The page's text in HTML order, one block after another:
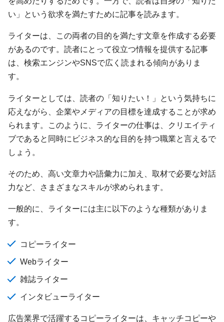
い」という欲求を満たすために記事を読みます。
ライターは、この両者の目的を満たす文章を作成する必要
があるのです。読者にとって役立つ情報を提供する記事
は、検索エンジンやSNSで広く読まれる傾向がありま
す。
ライターとしては、読者の「知りたい！」という気持ちに
応えながら、企業やメディアの目標を達成することが求め
られます。このように、ライターの仕事は、クリエイティ
ブであると同時にビジネス的な目的を持つ職業と言えるで
しょう。
そのため、高い文章力や語彙力に加え、取材で必要な対話
力など、さまざまなスキルが求められます。
一般的に、ライターには主に以下のような種類がありま
す。
コピーライター
Webライター
雑誌ライター
インタビューライター
広告業界で活躍するコピーライターは、キャッチコピーや